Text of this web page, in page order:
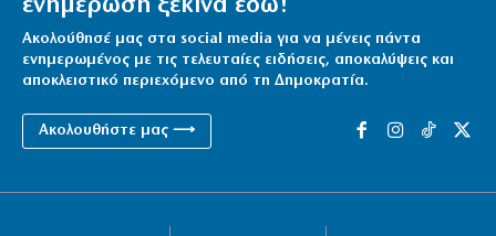
ενημέρωση ξεκινά εδώ!
Ακολούθησέ μας στα social media για να μένεις πάντα
ενημερωμένος με τις τελευταίες ειδήσεις, αποκαλύψεις και
αποκλειστικό περιεχόμενο από τη Δημοκρατία.
Ακολουθήστε μας ⟶